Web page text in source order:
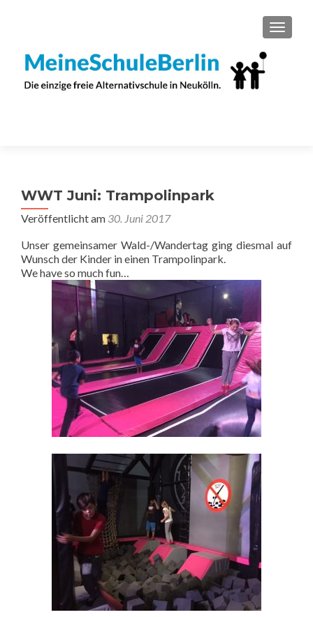
WWT Juni: Trampolinpark
Veröffentlicht am 30. Juni 2017
Unser gemeinsamer Wald-/Wandertag ging diesmal auf
Wunsch der Kinder in einen Trampolinpark.
We have so much fun…